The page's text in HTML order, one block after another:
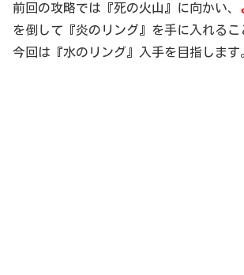
前回の攻略では『死の火山』に向かい、
を倒して『炎のリング』を手に入れるこ
今回は『水のリング』入手を目指します